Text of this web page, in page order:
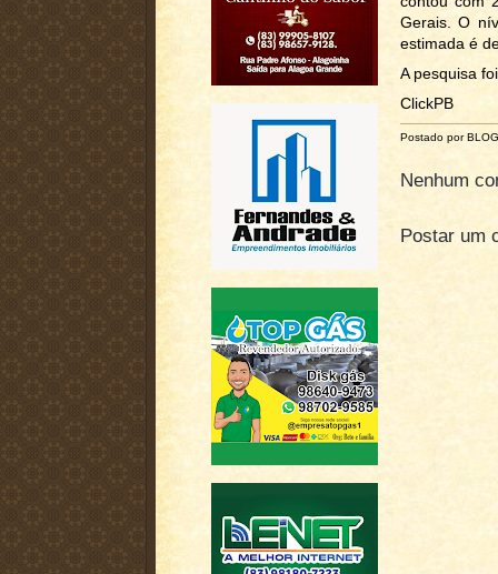
Gerais. O
estimada é
A pesquisa
ClickPB
Postado por
Nenhum
Postar um